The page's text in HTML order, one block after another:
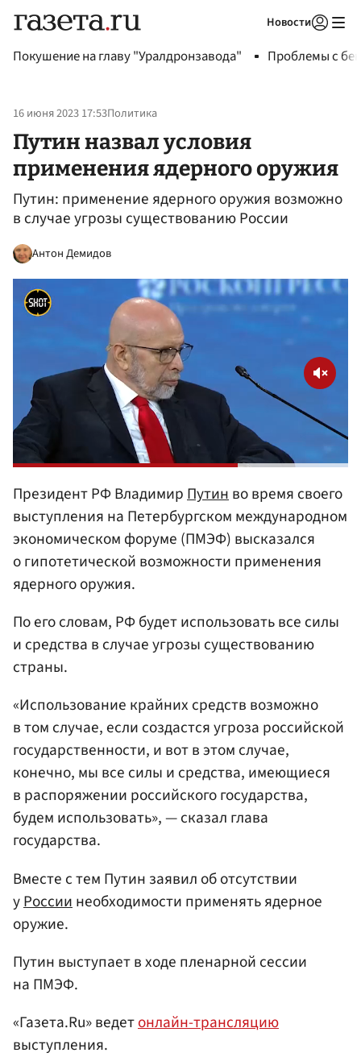
Новости
Покушение на главу "Уралдронзавода" Проблемы с
16 июня 2023 17:53Политика
Путин назвал условия
применения ядерного оружия
Путин: применение ядерного оружия возможно
в случае угрозы существованию России
Антон Демидов
Президент РФ ВладимирПутинво время своего
выступления на Петербургском международном
экономическом форуме (ПМЭФ) высказался
о гипотетической возможности применения
ядерного оружия.
По его словам, РФ будет использовать все силы
и средства в случае угрозы существованию
страны.
«Использование крайних средств возможно
в том случае, если создастся угроза российской
государственности, и вот в этом случае,
конечно, мы все силы и средства, имеющиеся
в распоряжении российского государства,
будем использовать», — сказал глава
государства.
Вместе с тем Путин заявил об отсутствии
уРоссии необходимости применять ядерное
оружие.
Путин выступает в ходе пленарной сессии
на ПМЭФ.
«Газета.Ru» ведетонлайн-трансляцию
выступления.